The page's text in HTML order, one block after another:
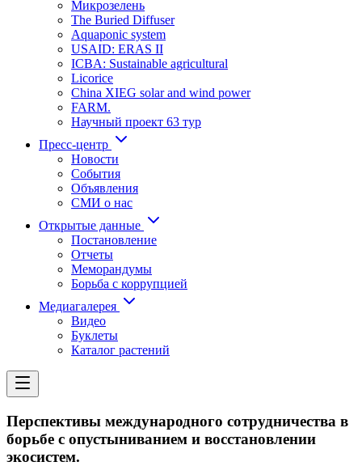
Микрозелень
The Buried Diffuser
Aquaponic system
USAID: ERAS II
ICBA: Sustainable agricultural
Licorice
China XIEG solar and wind power
FARM.
Научный проект 63 тур
Пресс-центр
Новости
События
Объявления
СМИ о нас
Открытые данные
Постановление
Отчеты
Меморандумы
Борьба с коррупцией
Медиагалерея
Видео
Буклеты
Каталог растений
Перспективы международного сотрудничества в
борьбе с опустыниванием и восстановлении
экосистем.